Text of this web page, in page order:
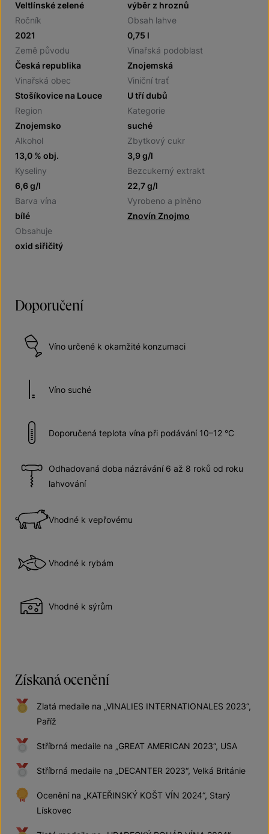
Veltlínské zelené
výběr z hroznů
Ročník
2021
Obsah lahve
0,75 l
Země původu
Česká republika
Vinařská podoblast
Znojemská
Vinařská obec
Stošíkovice na Louce
Viniční trať
U tří dubů
Region
Znojemsko
Kategorie
suché
Alkohol
13,0 % obj.
Zbytkový cukr
3,9 g/l
Kyseliny
6,6 g/l
Bezcukerný extrakt
22,7 g/l
Barva vína
bílé
Vyrobeno a plněno
Znovín Znojmo
Obsahuje
oxid siřičitý
Doporučení
Víno určené k okamžité konzumaci
Víno suché
Doporučená teplota vína při podávání 10–12 °C
Odhadovaná doba názrávání 6 až 8 roků od roku
lahvování
Vhodné k vepřovému
Vhodné k rybám
Vhodné k sýrům
Získaná ocenění
Zlatá medaile na „VINALIES INTERNATIONALES 2023“,
Paříž
Stříbrná medaile na „GREAT AMERICAN 2023“, USA
Stříbrná medaile na „DECANTER 2023“, Velká Británie
Ocenění na „KATEŘINSKÝ KOŠT VÍN 2024“, Starý
Lískovec